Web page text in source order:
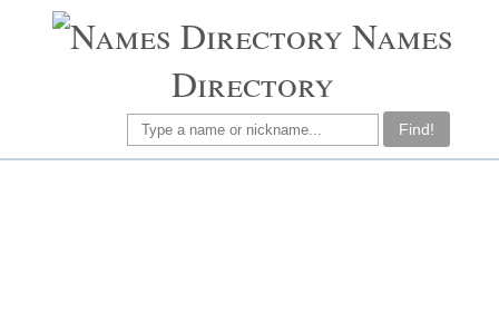
Names
Directory
Find!